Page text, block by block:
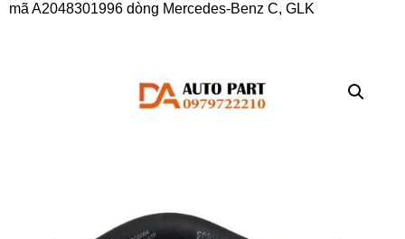
mã A2048301996 dòng Mercedes-Benz C, GLK